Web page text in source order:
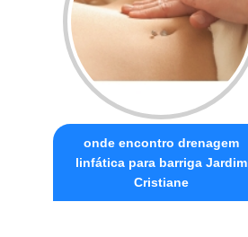
onde encontro drenagem
linfática para barriga Jardim
Cristiane